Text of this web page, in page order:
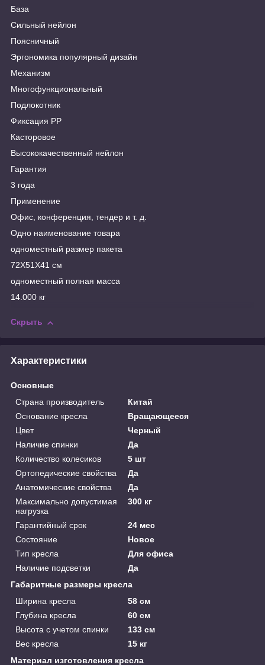
База
Сильный нейлон
Поясничный
Эргономика популярный дизайн
Механизм
Многофункциональный
Подлокотник
Фиксация PP
Касторовое
Высококачественный нейлон
Гарантия
3 года
Применение
Офис, конференция, тендер и т. д.
Одно наименование товара
одноместный размер пакета
72X51X41 см
одноместный полная масса
14.000 кг
Скрыть
Характеристики
Основные
Страна производитель
Китай
Основание кресла
Вращающееся
Цвет
Черный
Наличие спинки
Да
Количество колесиков
5 шт
Ортопедические свойства
Да
Анатомические свойства
Да
Максимально допустимая
нагрузка
300 кг
Гарантийный срок
24 мес
Состояние
Новое
Тип кресла
Для офиса
Наличие подсветки
Да
Габаритные размеры кресла
Ширина кресла
58 см
Глубина кресла
60 см
Высота с учетом спинки
133 см
Вес кресла
15 кг
Материал изготовления кресла